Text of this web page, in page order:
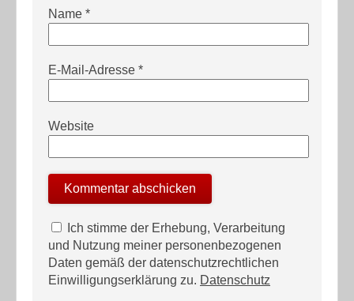
Name *
E-Mail-Adresse *
Website
Ich stimme der Erhebung, Verarbeitung
und Nutzung meiner personenbezogenen
Daten gemäß der datenschutzrechtlichen
Einwilligungserklärung zu. Datenschutz